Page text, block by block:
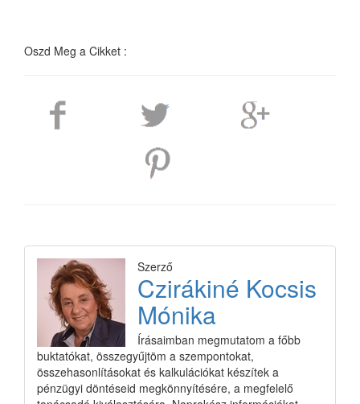
Oszd Meg a Cikket :
Szerző
Czirákiné Kocsis
Mónika
Írásaimban megmutatom a főbb
buktatókat, összegyűjtöm a szempontokat,
összehasonlításokat és kalkulációkat készítek a
pénzügyi döntéseid megkönnyítésére, a megfelelő